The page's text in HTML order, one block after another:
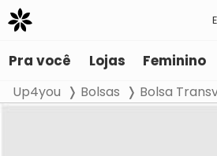
Pra você Lojas Feminino
Up4you Bolsas Bolsa